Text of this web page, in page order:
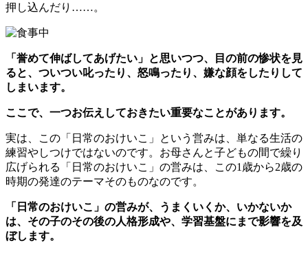
押し込んだり……。
「誉めて伸ばしてあげたい」と思いつつ、目の前の惨状を見
ると、ついつい叱ったり、怒鳴ったり、嫌な顔をしたりして
しまいます。
ここで、一つお伝えしておきたい重要なことがあります。
実は、この「日常のおけいこ」という営みは、単なる生活の
練習やしつけではないのです。お母さんと子どもの間で繰り
広げられる「日常のおけいこ」の営みは、この1歳から2歳の
時期の発達のテーマそのものなのです。
「日常のおけいこ」の営みが、うまくいくか、いかないか
は、その子のその後の人格形成や、 学習基盤にまで影響を及
ぼします。